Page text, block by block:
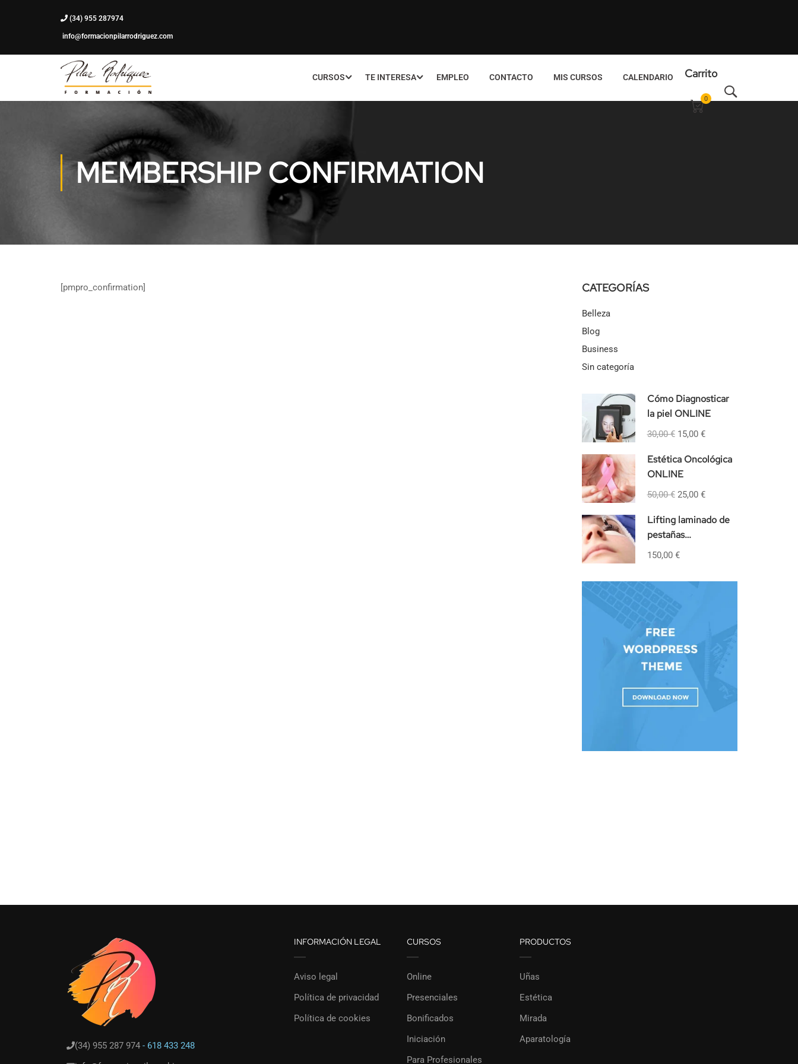
(34) 955 287974
info@formacionpilarrodriguez.com
CURSOS TE INTERESA EMPLEO CONTACTO MIS CURSOS CALENDARIO Carrito
0
MEMBERSHIP CONFIRMATION
[pmpro_confirmation] CATEGORÍAS
Belleza
Blog
Business
Sin categoría
Cómo Diagnosticar
la piel ONLINE
30,00 € 15,00 €
Estética Oncológica
ONLINE
50,00 € 25,00 €
Lifting laminado de
pestañas
PRESENCIAL
150,00 €
(34) 955 287 974 - 618 433 248
INFORMACIÓN LEGAL
Aviso legal
Política de privacidad
Política de cookies
CURSOS
Online
Presenciales
Bonificados
Iniciación
Para Profesionales
PRODUCTOS
Uñas
Estética
Mirada
Aparatología